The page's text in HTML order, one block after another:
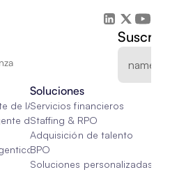
de IA
de IA
Soluciones
Servicios financieros
Staffing & RPO
Adquisición de talento
BPO
Soluciones personalizadas de IA